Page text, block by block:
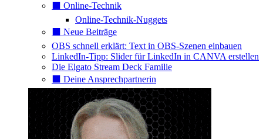
⬛️ Online-Technik
Online-Technik-Nuggets
⬛️ Neue Beiträge
OBS schnell erklärt: Text in OBS-Szenen einbauen
LinkedIn-Tipp: Slider für LinkedIn in CANVA erstellen
Die Elgato Stream Deck Familie
⬛️ Deine Ansprechpartnerin